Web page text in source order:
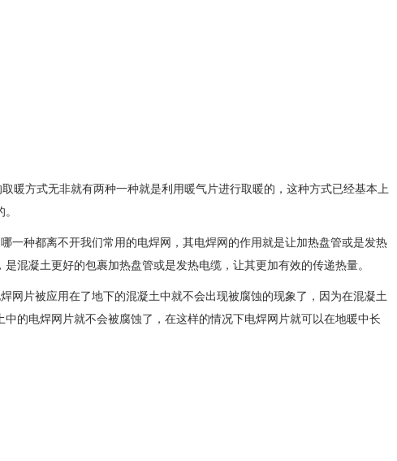
暖方式无非就有两种一种就是利用暖气片进行取暖的，这种方式已经基本上
种都离不开我们常用的电焊网，其电焊网的作用就是让加热盘管或是发热
混凝土更好的包裹加热盘管或是发热电缆，让其更加有效的传递热量。
片被应用在了地下的混凝土中就不会出现被腐蚀的现象了，因为在混凝土
的电焊网片就不会被腐蚀了，在这样的情况下电焊网片就可以在地暖中长